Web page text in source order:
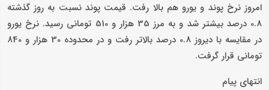
امروز نرخ پوند و یورو هم بالا رفت. قیمت پوند نسبت به روز گذشته
0.8 درصد بیشتر شد و به مرز 35 هزار و 510 تومانی رسید. نرخ یورو
در مقایسه با دیروز 0.8 درصد بالاتر رفت و در محدوده 30 هزار و 840
تومانی قرار گرفت.
انتهای پیام